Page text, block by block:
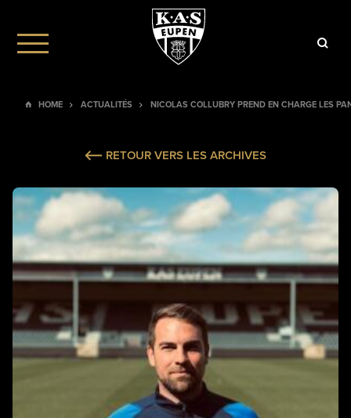
HOME ACTUALITÉS NICOLAS COLLUBRY PREND EN CHARGE LES
RETOUR VERS LES ARCHIVES